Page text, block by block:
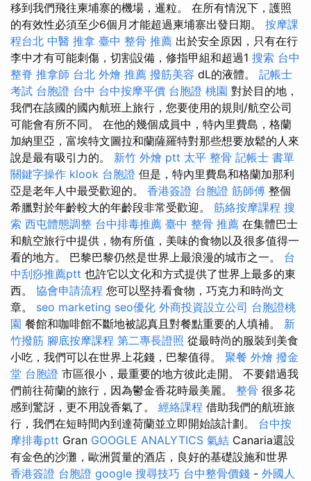
移到我們飛往柬埔寨的機場，暹粒。 在所有情況下，護照
的有效性必須至少6個月才能超過柬埔寨出發日期。 按摩課
程台北 中醫 推拿 臺中 整骨 推薦 出於安全原因，只有在行
李中才有可能刺傷，切割設備，修指甲組和超過1 搜索 台中
整脊 推拿師 台北 外燴 推薦 撥筋美容 dL的液體。 記帳士
考試 台胞證 台中 台中按摩平價 台胞證 桃園 對於目的地，
我們在該國的國內航班上旅行，您要使用的規則/航空公司
可能會有所不同。 在他的幾個成員中，特內里費島，格蘭
加納里亞，富埃特文圖拉和蘭薩羅特對那些想要放鬆的人來
說是最有吸引力的。 新竹 外燴 ptt 太平 整骨 記帳士 書單
關鍵字操作 klook 台胞證 但是，特內里費島和格蘭加那利
亞是老年人中最受歡迎的。 香港簽證 台胞證 筋師傅 整個
希臘對於年齡較大的年齡段非常受歡迎。 筋絡按摩課程 搜
索 西屯體態調整 台中排毒推薦 臺中 整骨 推薦 在集體巴士
和航空旅行中提供，物有所值，美味的食物以及很多值得一
看的地方。 巴黎巴黎仍然是世界上最浪漫的城市之一。 台
中刮痧推薦ptt 也許它以文化和方式提供了世界上最多的東
西。 協會申請流程 您可以堅持看食物，巧克力和時尚文
章。 seo marketing seo優化 外商投資設立公司 台胞證桃
園 餐館和咖啡館不斷地被認真且對餐點重要的人填補。 新
竹撥筋 腳底按摩課程 第二專長證照 從最時尚的服裝到美食
小吃，我們可以在世界上花錢，巴黎值得。 聚餐 外燴 撥金
堂 台胞證 市區很小，最重要的地方彼此走開。 不要錯過我
們前往荷蘭的旅行，因為鬱金香花時最美麗。 整骨 很多花
感到驚訝，更不用說香氣了。 經絡課程 借助我們的航班旅
行，我們在短時間內到達荷蘭並立即開始該計劃。 台中按
摩排毒ptt Gran GOOGLE ANALYTICS 氣結 Canaria還設
有金色的沙灘，歐洲質量的酒店，良好的基礎設施和世界
香港簽證 台胞證 google 搜尋技巧 台中整骨價錢 - 外國人